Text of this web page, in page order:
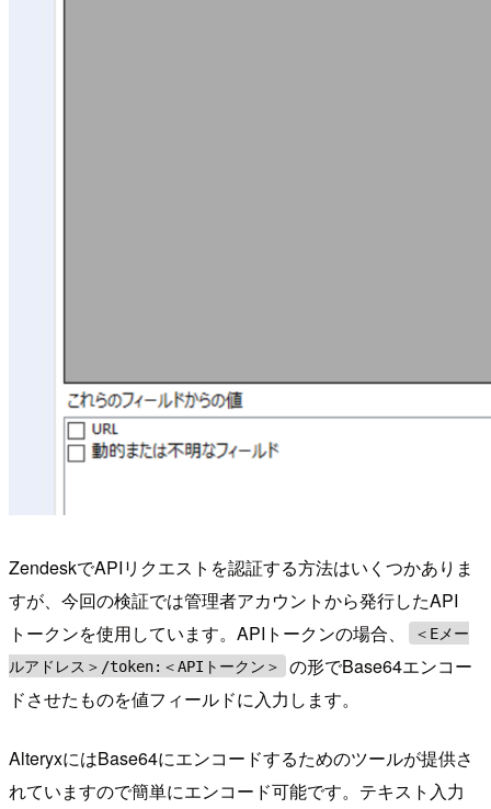
ZendeskでAPIリクエストを認証する方法はいくつかありま
すが、今回の検証では管理者アカウントから発行したAPI
トークンを使用しています。APIトークンの場合、
＜Eメー
ルアドレス＞/token:＜APIトークン＞
の形でBase64エンコー
ドさせたものを値フィールドに入力します。
AlteryxにはBase64にエンコードするためのツールが提供さ
れていますので簡単にエンコード可能です。テキスト入力